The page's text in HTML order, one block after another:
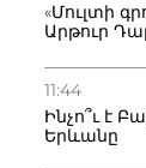
«Մուլտի
Արթուր
11:44
Ինչո՞ւ է
Երևանը